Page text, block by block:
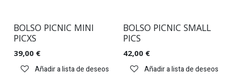
BOLSO PICNIC MINI
PICXS
39,00 €
Añadir a lista de deseos
BOLSO PICNIC SMALL
PICS
42,00€
Añadir a lista de deseos